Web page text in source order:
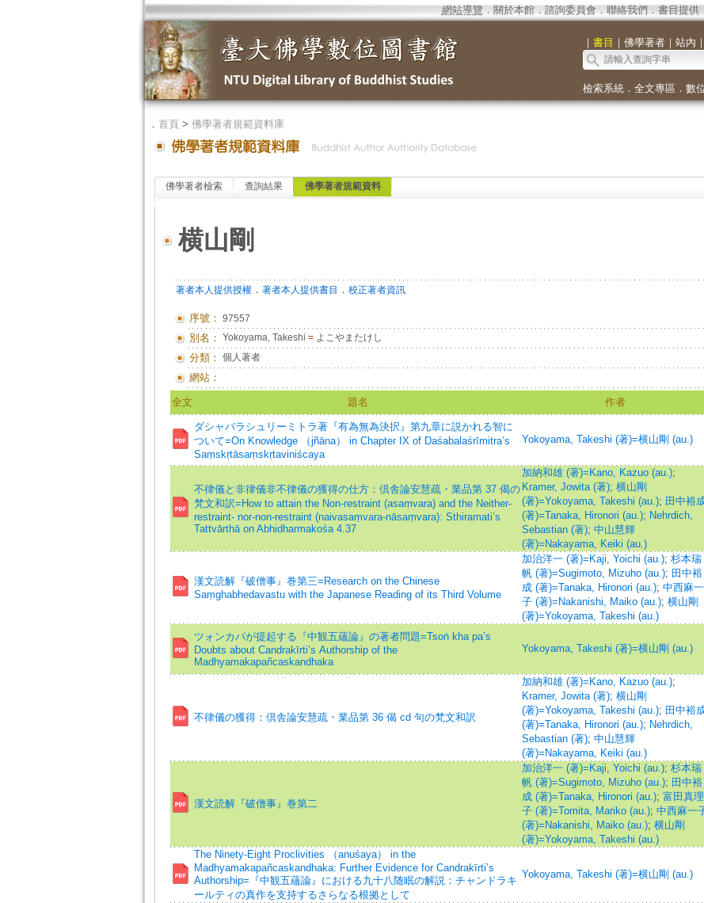
網站導覽 ． 關於本館． 諮詢委員會． 聯絡我們 ． 書目提供
｜ 書目 ｜ 佛學著者｜ 站內 ｜
檢索系統． 全文專區 ． 數
． 首頁> 佛學著者規範資料庫
佛學著者檢索 查詢結果 佛學著者規範資料
横山剛
著者本人提供授權． 著者本人提供書目 ． 校正著者資訊
序號： 97557
別名： Yokoyama, Takeshi =よこやまたけし
分類： 個人著者
網站：
全文 題名 作者
ダシャバラシュリーミトラ著『有為無為決択』第九章に説かれる智に
ついて=On Knowledge （jñāna） in Chapter IX of Daśabalaśrīmitra’s
Saṃskṛtāsaṃskṛtaviniścaya
Yokoyama, Takeshi (著)=横山剛 (au.)
不律儀と非律儀非不律儀の獲得の仕方：倶舎論安慧疏・業品第 37 偈の
梵文和訳=How to attain the Non-restraint (asaṃvara) and the Neither-
restraint- nor-non-restraint (naivasaṃvara-nāsaṃvara): Sthiramati’s
Tattvārthā on Abhidharmakośa 4.37
加納和雄 (著)=Kano, Kazuo (au.);
Kramer, Jowita (著); 横山剛
(著)=Yokoyama, Takeshi (au.); 田中裕
(著)=Tanaka, Hironori (au.); Nehrdich,
Sebastian (著); 中山慧輝
(著)=Nakayama, Keiki (au.)
漢文読解『破僧事』巻第三=Research on the Chinese
Saṃghabhedavastu with the Japanese Reading of its Third Volume
加治洋一 (著)=Kaji, Yoichi (au.); 杉本瑞
帆 (著)=Sugimoto, Mizuho (au.); 田中裕
成 (著)=Tanaka, Hironori (au.); 中西麻一
子 (著)=Nakanishi, Maiko (au.); 横山剛
(著)=Yokoyama, Takeshi (au.)
ツォンカパが提起する『中観五蘊論』の著者問題=Tsoṅ kha pa’s
Doubts about Candrakīrti’s Authorship of the
Madhyamakapañcaskandhaka
Yokoyama, Takeshi (著)=横山剛 (au.)
不律儀の獲得：倶舎論安慧疏・業品第 36 偈 cd 句の梵文和訳
加納和雄 (著)=Kano, Kazuo (au.);
Kramer, Jowita (著); 横山剛
(著)=Yokoyama, Takeshi (au.); 田中裕
(著)=Tanaka, Hironori (au.); Nehrdich,
Sebastian (著); 中山慧輝
(著)=Nakayama, Keiki (au.)
漢文読解『破僧事』巻第二
加治洋一 (著)=Kaji, Yoichi (au.); 杉本瑞
帆 (著)=Sugimoto, Mizuho (au.); 田中裕
成 (著)=Tanaka, Hironori (au.); 富田真理
子 (著)=Tomita, Mariko (au.); 中西麻一
(著)=Nakanishi, Maiko (au.); 横山剛
(著)=Yokoyama, Takeshi (au.)
The Ninety-Eight Proclivities （anuśaya） in the
Madhyamakapañcaskandhaka: Further Evidence for Candrakīrti’s
Authorship=『中観五蘊論』における九十八随眠の解説：チャンドラキ
ールティの真作を支持するさらなる根拠として
Yokoyama, Takeshi (著)=横山剛 (au.)